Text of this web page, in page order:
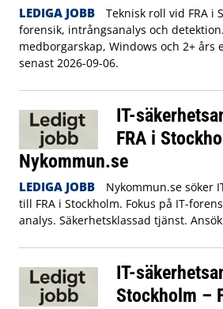
LEDIGA JOBB
Teknisk roll vid FRA i
forensik, intrångsanalys och
medborgarskap, Windows och 2+ års
senast 2026-09-06.
IT-
FRA i
Nykommun.se
LEDIGA JOBB
Nykommun.se söker
till FRA i Stockholm. Fokus på IT-
analys. Säkerhetsklassad tjänst.
IT-
Stockholm –